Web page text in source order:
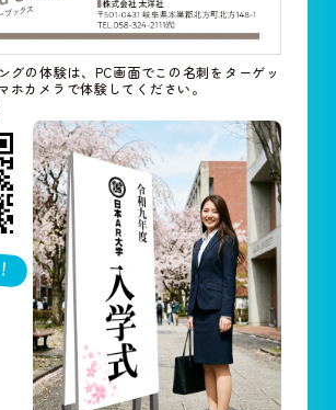
グの体験は、PC画面でこの名刺をターゲッ
ホカメラで体験してください。